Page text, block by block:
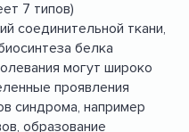
7 типов)
соединительной ткани,
белка
могут широко
проявления
синдрома, например
образование